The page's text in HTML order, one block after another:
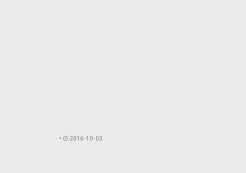
• 2016-10-03